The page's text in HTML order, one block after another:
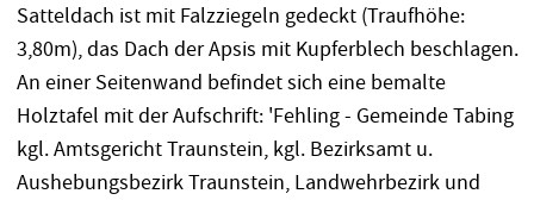
Satteldach ist mit Falzziegeln gedeckt (Traufhöhe:
3,80m), das Dach der Apsis mit Kupferblech beschlagen.
An einer Seitenwand befindet sich eine bemalte
Holztafel mit der Aufschrift: 'Fehling - Gemeinde Tabing
kgl. Amtsgericht Traunstein, kgl. Bezirksamt u.
Aushebungsbezirk Traunstein, Landwehrbezirk und